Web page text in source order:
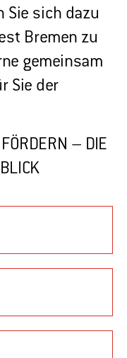
Sie sich dazu
Bremen zu
gemeinsam
Sie der
– DIE